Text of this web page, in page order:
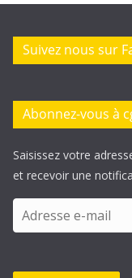
Suivez nous sur
Abonnez-vous à
Saisissez votre
et recevoir une
d
e